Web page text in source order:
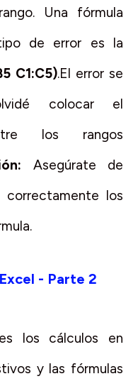
Una fórmula
de error es la
C1:C5).El error se
colocar el
los rangos
Asegúrate de
correctamente los
- Parte 2
los cálculos en
y las fórmulas